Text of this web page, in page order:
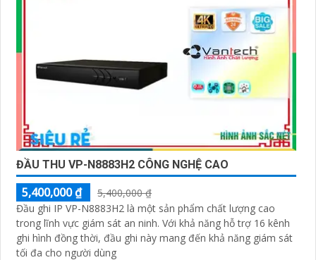
Nếu bạn đang tìm kiếm một giải pháp giám sát an ninh
tốt cho ngôi nhà hoặc doanh nghiệp của mình, Camera
Vantech Việt Nam là một lựa chọn hàng đầu mà bạn có
thể tin tưởng.
ĐẦU THU VP-N8883H2 CÔNG NGHỆ CAO
5,400,000 ₫
5,400,000 ₫
Đầu ghi IP VP-N8883H2 là một sản phẩm chất lượng cao
trong lĩnh vực giám sát an ninh. Với khả năng hỗ trợ 16 kênh
ghi hình đồng thời, đầu ghi này mang đến khả năng giám sát
tối đa cho người dùng